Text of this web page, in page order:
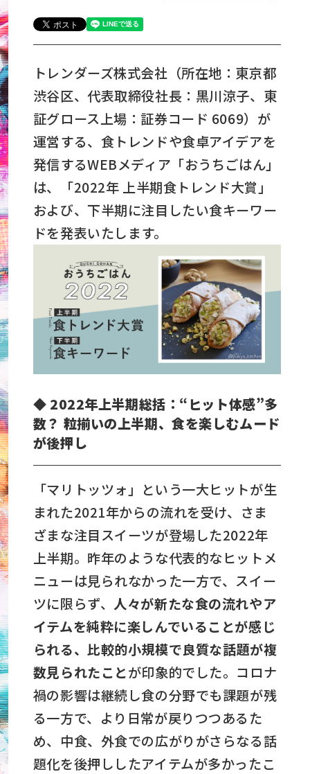
トレンダーズ株式会社（所在地：東京都
渋谷区、代表取締役社長：黒川涼子、東
証グロース上場：証券コード 6069）が
運営する、食トレンドや食卓アイデアを
発信するWEBメディア「おうちごはん」
は、「2022年 上半期食トレンド大賞」
および、下半期に注目したい食キーワー
ドを発表いたします。
◆ 2022年上半期総括：“ヒット体感”多
数？ 粒揃いの上半期、食を楽しむムード
が後押し
「マリトッツォ」という一大ヒットが生
まれた2021年からの流れを受け、さま
ざまな注目スイーツが登場した2022年
上半期。昨年のような代表的なヒットメ
ニューは見られなかった一方で、スイー
ツに限らず、人々が新たな食の流れやア
イテムを純粋に楽しんでいることが感じ
られる、比較的小規模で良質な話題が複
数見られたことが印象的でした。コロナ
禍の影響は継続し食の分野でも課題が残
る一方で、より日常が戻りつつあるた
め、中食、外食での広がりがさらなる話
題化を後押ししたアイテムが多かったこ